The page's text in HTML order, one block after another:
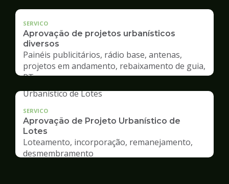
SERVICO
Aprovação de projetos urbanísticos
diversos
Painéis publicitários, rádio base, antenas,
projetos em andamento, rebaixamento de guia,
RT
SERVICO
Aprovação de Projeto Urbanístico de
Lotes
Loteamento, incorporação, remanejamento,
desmembramento